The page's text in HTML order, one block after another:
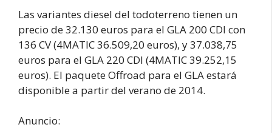
Las variantes diesel del todoterreno tienen un
precio de 32.130 euros para el GLA 200 CDI con
136 CV (4MATIC 36.509,20 euros), y 37.038,75
euros para el GLA 220 CDI (4MATIC 39.252,15
euros). El paquete Offroad para el GLA estará
disponible a partir del verano de 2014.
Anuncio: